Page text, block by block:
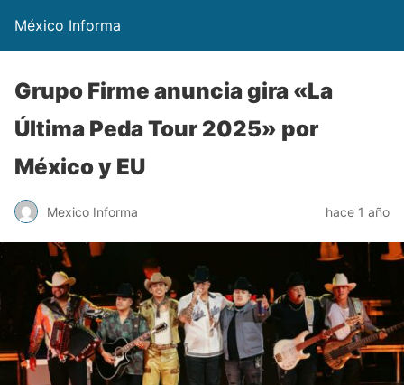
México Informa
Grupo Firme anuncia gira «La
Última Peda Tour 2025» por
México y EU
Mexico Informa hace 1 año